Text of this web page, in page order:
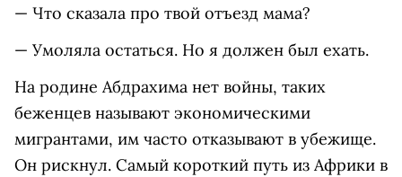
— Что сказала про твой отъезд мама?
— Умоляла остаться. Но я должен был ехать.
На родине Абдрахима нет войны, таких
беженцев называют экономическими
мигрантами, им часто отказывают в убежище.
Он рискнул. Самый короткий путь из Африки в